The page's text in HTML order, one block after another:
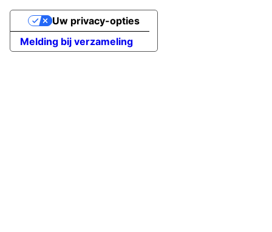
Melding bij verzameling
Uw privacy-opties